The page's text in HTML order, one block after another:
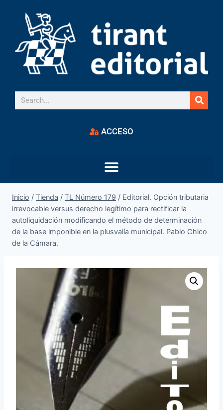
ACCESO
Inicio / Tienda / TL Número 179 / Editorial. Opción tributaria
irrevocable versus derecho legítimo para rectificar la
autoliquidación modificando el método de determinación
de la base imponible en la plusvalía municipal. Pablo Chico
de la Cámara.